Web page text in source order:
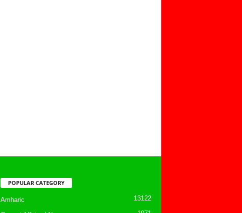
POPULAR CATEGORY
Amharic 13122